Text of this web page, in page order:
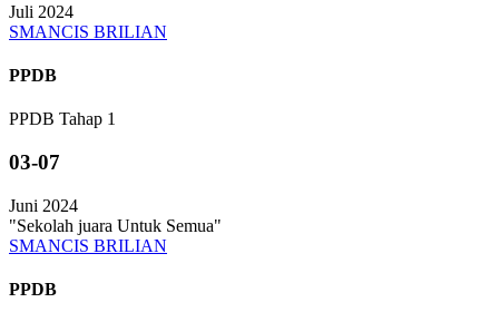
Juli 2024
SMANCIS BRILIAN
PPDB
PPDB Tahap 1
03-07
Juni 2024
"Sekolah juara Untuk Semua"
SMANCIS BRILIAN
PPDB